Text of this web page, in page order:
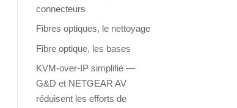
connecteurs
Fibres optiques, le nettoyage
Fibre optique, les bases
KVM-over-IP simplifié —
G&D et NETGEAR AV
réduisent les efforts de